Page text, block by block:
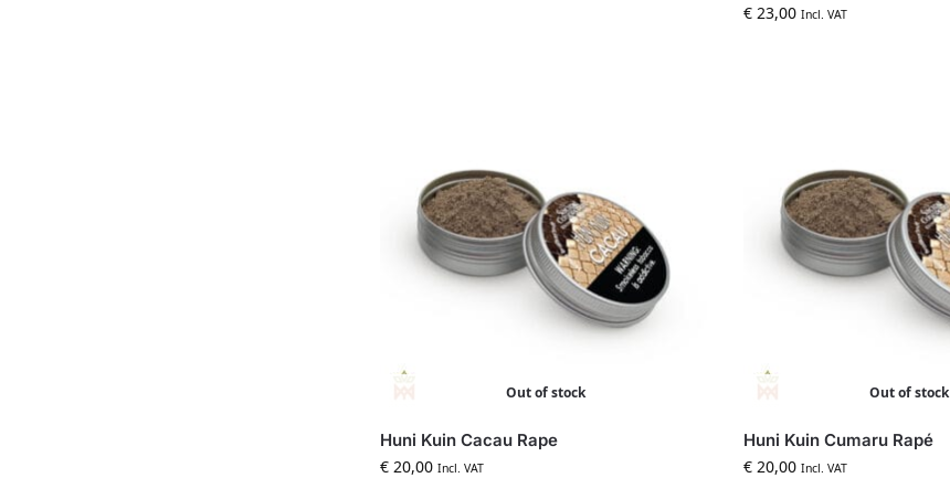
€ 23,00 Incl. VAT
Out of stock
Huni Kuin Cacau Rape
€ 20,00 Incl. VAT
Out of stock
Huni Kuin Cumaru Rapé
€ 20,00 Incl. VAT